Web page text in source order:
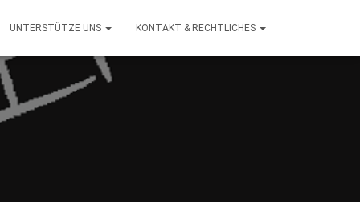
UNTERSTÜTZE UNS KONTAKT & RECHTLICHES